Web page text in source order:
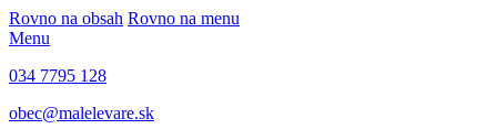
Rovno na obsah Rovno na menu
Menu
034 7795 128
obec@malelevare.sk